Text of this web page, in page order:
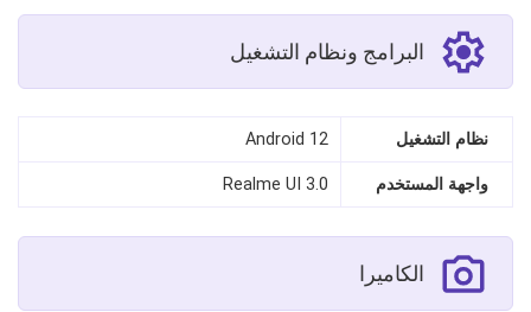
البرامج ونظام التشغيل
نظام التشغيل Android 12
واجهة المستخدم Realme UI 3.0
الكاميرا